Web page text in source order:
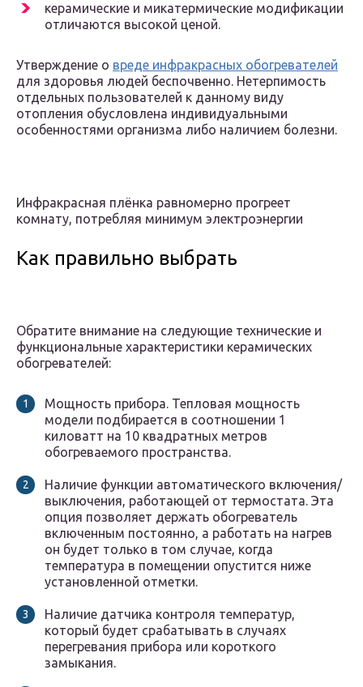
керамические и микатермические модификации
отличаются высокой ценой.
Утверждение о вреде инфракрасных обогревателей
для здоровья людей беспочвенно. Нетерпимость
отдельных пользователей к данному виду
отопления обусловлена индивидуальными
особенностями организма либо наличием болезни.
Инфракрасная плёнка равномерно прогреет
комнату, потребляя минимум электроэнергии
Как правильно выбрать
Обратите внимание на следующие технические и
функциональные характеристики керамических
обогревателей:
Мощность прибора. Тепловая мощность
модели подбирается в соотношении 1
киловатт на 10 квадратных метров
обогреваемого пространства.
Наличие функции автоматического включения/
выключения, работающей от термостата. Эта
опция позволяет держать обогреватель
включенным постоянно, а работать на нагрев
он будет только в том случае, когда
температура в помещении опустится ниже
установленной отметки.
Наличие датчика контроля температур,
который будет срабатывать в случаях
перегревания прибора или короткого
замыкания.